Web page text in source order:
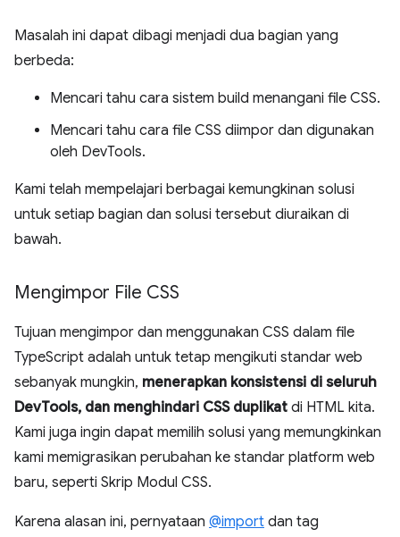
Masalah ini dapat dibagi menjadi dua bagian yang
berbeda:
Mencari tahu cara sistem build menangani file CSS.
Mencari tahu cara file CSS diimpor dan digunakan
oleh DevTools.
Kami telah mempelajari berbagai kemungkinan solusi
untuk setiap bagian dan solusi tersebut diuraikan di
bawah.
Mengimpor File CSS
Tujuan mengimpor dan menggunakan CSS dalam file
TypeScript adalah untuk tetap mengikuti standar web
sebanyak mungkin, menerapkan konsistensi di seluruh
DevTools, dan menghindari CSS duplikat di HTML kita.
Kami juga ingin dapat memilih solusi yang memungkinkan
kami memigrasikan perubahan ke standar platform web
baru, seperti Skrip Modul CSS.
Karena alasan ini, pernyataan @import dan tag